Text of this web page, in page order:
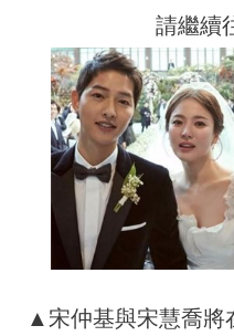
請繼續
▲宋仲基與宋慧喬將